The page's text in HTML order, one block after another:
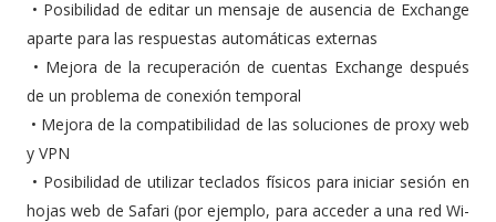
• Posibilidad de editar un mensaje de ausencia de Exchange
aparte para las respuestas automáticas externas
• Mejora de la recuperación de cuentas Exchange después
de un problema de conexión temporal
• Mejora de la compatibilidad de las soluciones de proxy web
y VPN
• Posibilidad de utilizar teclados físicos para iniciar sesión en
hojas web de Safari (por ejemplo, para acceder a una red Wi-